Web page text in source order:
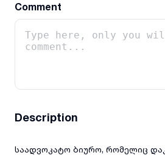
Comment
Description
საადვოკატო ბიურო, რომელიც